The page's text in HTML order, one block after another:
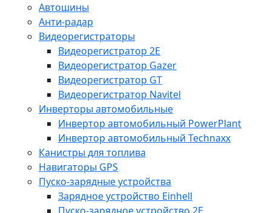
Автошины
Анти-радар
Видеорегистраторы
Видеорегистратор 2E
Видеорегистратор Gazer
Видеорегистратор GT
Видеорегистратор Navitel
Инверторы автомобильные
Инвертор автомобильный PowerPlant
Инвертор автомобильный Technaxx
Канистры для топлива
Навигаторы GPS
Пуско-зарядные устройства
Зарядное устройство Einhell